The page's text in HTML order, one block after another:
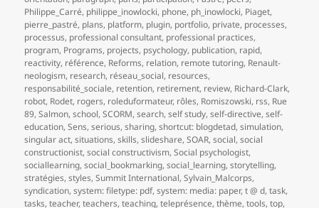
Philippe_Carré, philippe_inowlocki, phone, ph_inowlocki, Piaget,
pierre_pastré, plans, platform, plugin, portfolio, private, processes,
processus, professional consultant, professional practices,
program, Programs, projects, psychology, publication, rapid,
reactivity, référence, Reforms, relation, remote tutoring, Renault-
neologism, research, réseau_social, resources,
responsabilité_sociale, retention, retirement, review, Richard-Clark,
robot, Rodet, rogers, roleduformateur, rôles, Romiszowski, rss, Rue
89,Salmon,school,SCORM,search,self study,self-directive,self-
education,Sens,serious,sharing,shortcut: blogdetad,simulation,
singular act,situations,skills,slideshare,SOAR,social,social
constructionist,social constructivism,Social psychologist,
sociallearning,social_bookmarking,social_learning,storytelling,
stratégies,styles,Summit International,Sylvain_Malcorps,
syndication,system: filetype: pdf,system: media: paper,t @ d,task,
tasks,teacher,teachers,teaching,teleprésence,thème,tools,top,